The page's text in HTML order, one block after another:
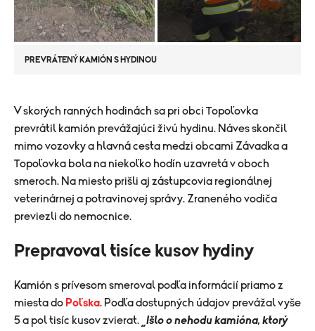
PREVRÁTENÝ KAMIÓN S HYDINOU
V skorých ranných hodinách sa pri obci Topoľovka
prevrátil kamión prevážajúci živú hydinu. Náves skončil
mimo vozovky a hlavná cesta medzi obcami Závadka a
Topoľovka bola na niekoľko hodín uzavretá v oboch
smeroch. Na miesto prišli aj zástupcovia regionálnej
veterinárnej a potravinovej správy. Zraneného vodiča
previezli do nemocnice.
Prepravoval tisíce kusov hydiny
Kamión s prívesom smeroval podľa informácií priamo z
miesta do Poľska. Podľa dostupných údajov prevážal vyše
5 a pol tisíc kusov zvierat.
„Išlo o nehodu kamióna, ktorý